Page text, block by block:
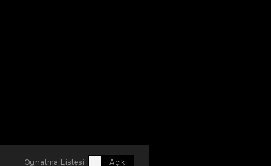
Oynatma Listesi